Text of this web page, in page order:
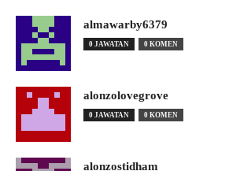
almawarby6379
0 JAWATAN 0 KOMEN
alonzolovegrove
0 JAWATAN 0 KOMEN
alonzostidham